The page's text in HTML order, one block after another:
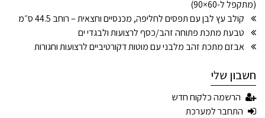
(מתקפל ל-60×90)
קולב עץ לבן עם תפסים לחליפה, מכנסיים וחצאית – רוחב 44.5 ס״מ
טבעת מתכת פתוחה זהב/כסף לרצועות ולבגדי ים
אבזם מתכת זהב מלבני עם מוטות דקורטיביים לרצועות וחגורות
חשבון שלי
הרשמה כלקוח חדש
התחבר למערכת